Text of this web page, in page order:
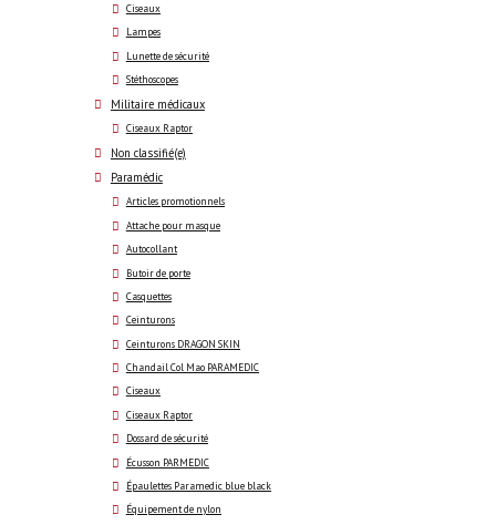
Ciseaux
Lampes
Lunette de sécurité
Stéthoscopes
Militaire médicaux
Ciseaux Raptor
Non classifié(e)
Paramédic
Articles promotionnels
Attache pour masque
Autocollant
Butoir de porte
Casquettes
Ceinturons
Ceinturons DRAGON SKIN
Chandail Col Mao PARAMEDIC
Ciseaux
Ciseaux Raptor
Dossard de sécurité
Écusson PARMEDIC
Épaulettes Paramedic blue black
Équipement de nylon